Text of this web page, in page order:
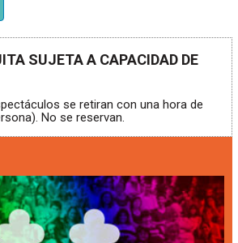
SUJETA A CAPACIDAD DE
se retiran con una hora de
No se reservan.